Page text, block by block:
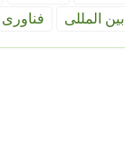
بین المللی
فناوری